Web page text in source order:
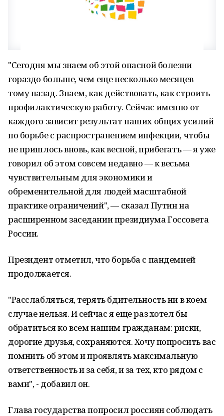
"Сегодня мы знаем об этой опасной болезни
гораздо больше, чем еще несколько месяцев
тому назад. Знаем, как действовать, как строить
профилактическую работу. Сейчас именно от
каждого зависит результат наших общих усилий
по борьбе с распространением инфекции, чтобы
не пришлось вновь, как весной, прибегать — я уже
говорил об этом совсем недавно — к весьма
чувствительным для экономики и
обременительной для людей масштабной
практике ограничений", — сказал Путин на
расширенном заседании президиума Госсовета
России.
Президент отметил, что борьба с пандемией
продолжается.
"Расслабляться, терять бдительность ни в коем
случае нельзя. И сейчас я еще раз хотел бы
обратиться ко всем нашим гражданам: риски,
дорогие друзья, сохраняются. Хочу попросить вас
помнить об этом и проявлять максимальную
ответственность и за себя, и за тех, кто рядом с
вами", - добавил он.
Глава государства попросил россиян соблюдать